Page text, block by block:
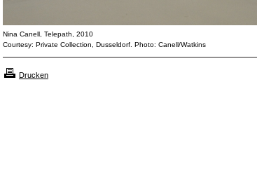
Nina Canell, Telepath, 2010
Courtesy: Private Collection, Dusseldorf. Photo: Canell/Watkins
Drucken